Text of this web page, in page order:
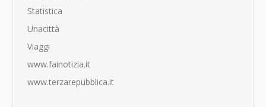
Statistica
Unacittà
Viaggi
www.fainotizia.it
www.terzarepubblica.it